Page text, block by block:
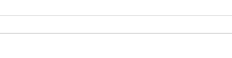
WOD DU 15.07.21 WOD